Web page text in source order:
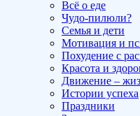
Всё о еде
Чудо-пилюли?
Семья и дети
Мотивация и
Похудение с
Красота и
Движение –
Истории успеха
Праздники